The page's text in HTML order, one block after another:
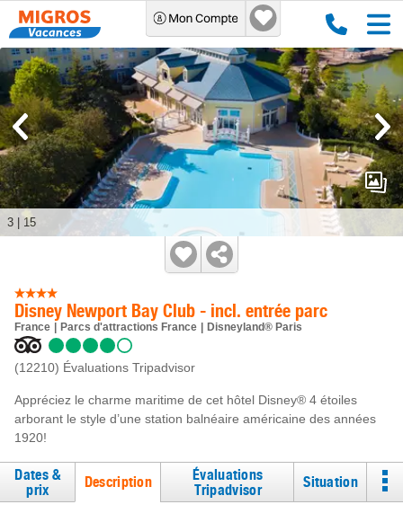
Disney Newport Bay Club - incl. entrée parc
France Parcs d'attractions France Disneyland® Paris
(12210) Évaluations Tripadvisor
Appréciez le charme maritime de cet hôtel Disney® 4 étoiles
arborant le style d’une station balnéaire américaine des années
1920!
3 15
Dates &
prix
Description
Évaluations
Tripadvisor
Situation